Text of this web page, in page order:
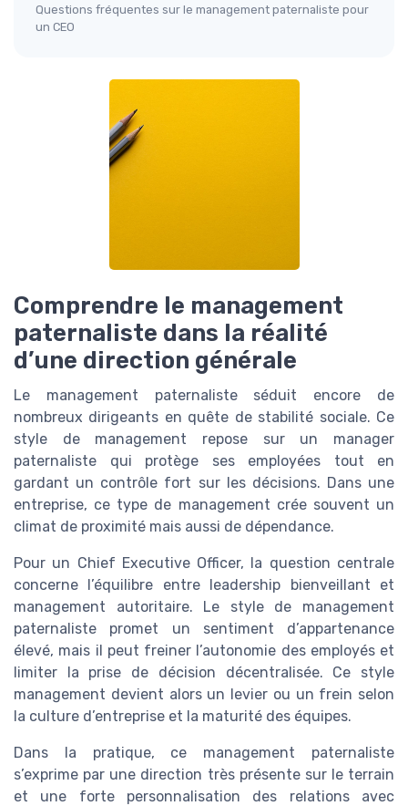
Questions fréquentes sur le management paternaliste pour
un CEO
Comprendre le management
paternaliste dans la réalité
d’une direction générale
Le management paternaliste séduit encore de
nombreux dirigeants en quête de stabilité sociale. Ce
style de management repose sur un manager
paternaliste qui protège ses employées tout en
gardant un contrôle fort sur les décisions. Dans une
entreprise, ce type de management crée souvent un
climat de proximité mais aussi de dépendance.
Pour un Chief Executive Officer, la question centrale
concerne l’équilibre entre leadership bienveillant et
management autoritaire. Le style de management
paternaliste promet un sentiment d’appartenance
élevé, mais il peut freiner l’autonomie des employés et
limiter la prise de décision décentralisée. Ce style
management devient alors un levier ou un frein selon
la culture d’entreprise et la maturité des équipes.
Dans la pratique, ce management paternaliste
s’exprime par une direction très présente sur le terrain
et une forte personnalisation des relations avec